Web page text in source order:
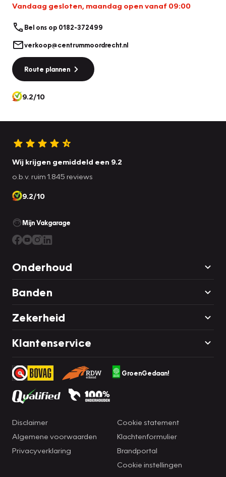
Vandaag gesloten, maandag open vanaf 09:00
Bel ons op 0182-372499
verkoop@centrummoordrecht.nl
Route plannen
9.2/10
Wij krijgen gemiddeld een 9.2
o.b.v. ruim 1.845 reviews
9.2/10
Mijn Vakgarage
Onderhoud
Banden
Zekerheid
Klantenservice
GroenGedaan!
Disclaimer
Algemene voorwaarden
Privacyverklaring
Cookie statement
Klachtenformulier
Brandportal
Cookie instellingen